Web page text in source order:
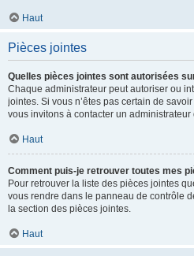
Haut
Pièces jointes
Quelles pièces jointes sont autorisées
Chaque administrateur peut autoriser ou
jointes. Si vous n’êtes pas certain de
vous invitons à contacter un administrateur
Haut
Comment puis-je retrouver toutes mes
Pour retrouver la liste des pièces jointes
vous rendre dans le panneau de contrôle
la section des pièces jointes.
Haut